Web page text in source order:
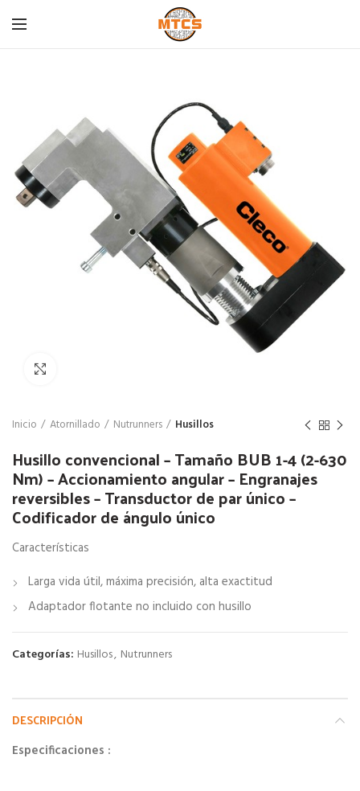
Inicio Atornillado Nutrunners Husillos
Husillo convencional – Tamaño BUB 1-4 (2-630
Nm) – Accionamiento angular – Engranajes
reversibles – Transductor de par único –
Codificador de ángulo único
Características
Larga vida útil, máxima precisión, alta exactitud
Adaptador flotante no incluido con husillo
Categorías: Husillos, Nutrunners
DESCRIPCIÓN
Especificaciones :